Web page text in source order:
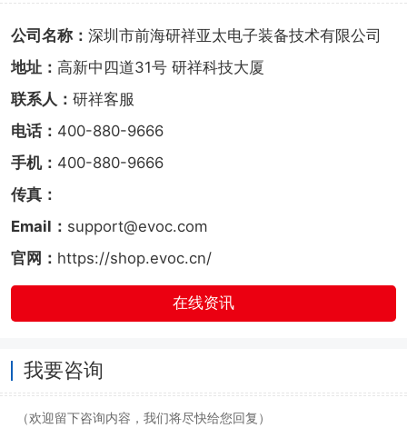
公司名称： 深圳市前海研祥亚太电子装备技术有限公司
地址： 高新中四道31号 研祥科技大厦
联系人： 研祥客服
电话： 400-880-9666
手机： 400-880-9666
传真：
Email： support@evoc.com
官网： https://shop.evoc.cn/
在线资讯
我要咨询
（欢迎留下咨询内容，我们将尽快给您回复）